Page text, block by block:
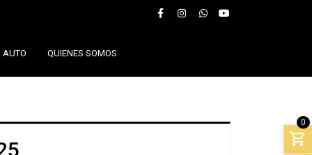
AUTO QUIENES SOMOS
0